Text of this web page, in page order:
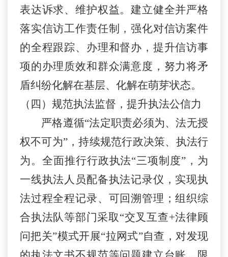
表达诉求、维护权益。建立健全并严格
落实信访工作责任制，强化对信访案件
的全程跟踪、办理和督办，提升信访事
项的办理质效和群众满意度，努力将矛
盾纠纷化解在基层、化解在萌芽状态。
（四） 规范执法监督，提升执法公信力
严格遵循“法定职责必须为、法无授
权不可为”，持续规范行政决策、执法行
为。全面推行行政执法“三项制度” ，为
一线执法人员配备执法记录仪，实现执
法过程全程记录、可回溯管理 ； 组织综
合执法队等部门采取 “交叉互查+法律顾
问把关”模式开展“拉网式”自查，对发现